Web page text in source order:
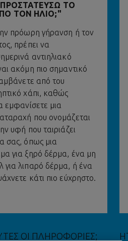
ΤΟ
ΤΟΝ ΉΛΙΟ;
πρόωρη γήρανση ή τον
πρέπει να
αντιηλιακό
ακόμη πιο σημαντικό
από του
χάπι, καθώς
εμφανίσετε μια
που ονομάζεται
υφή που ταιριάζει
σας, όπως μια
για ξηρό δέρμα, ένα μη
για λιπαρό δέρμα, ή ένα
κάτι πιο εύχρηστο.
ΟΙ ΠΛΗΡΟΦΟΡΙΕΣ;